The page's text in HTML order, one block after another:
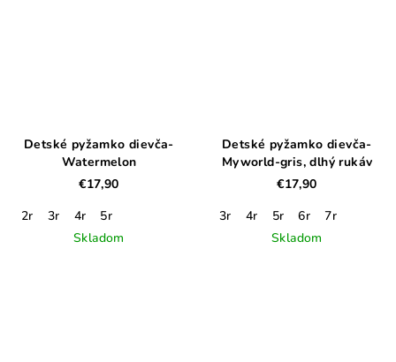
Detské pyžamko dievča-
Watermelon
€17,90
2r
3r 4r
5r
Skladom
Detské pyžamko dievča-
Myworld-gris, dlhý rukáv
€17,90
3r
4r 5r 6r
7r
Skladom